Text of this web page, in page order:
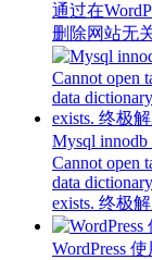
通过在
删除网站无
Mysql
Cannot open
data
exists. 终极
WordPress